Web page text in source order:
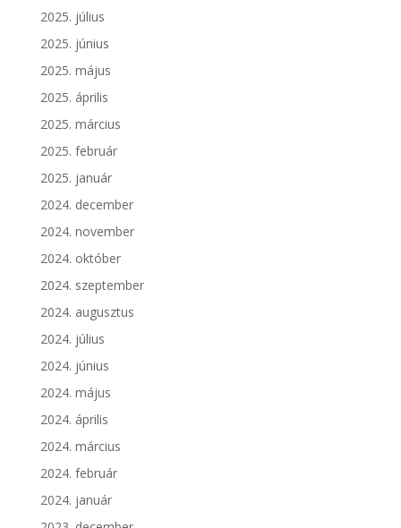
2025. július
2025. június
2025. május
2025. április
2025. március
2025. február
2025. január
2024. december
2024. november
2024. október
2024. szeptember
2024. augusztus
2024. július
2024. június
2024. május
2024. április
2024. március
2024. február
2024. január